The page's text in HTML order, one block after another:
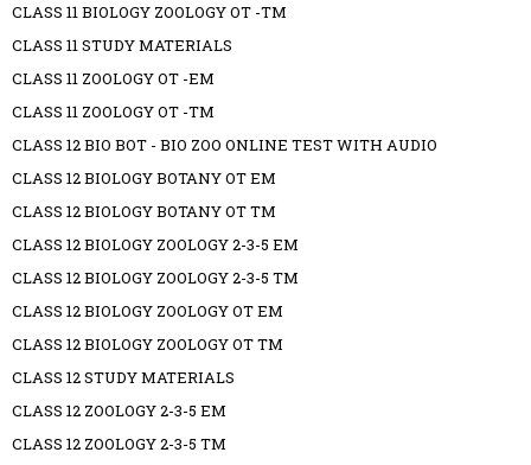
CLASS 11 BIOLOGY ZOOLOGY OT -TM
CLASS 11 STUDY MATERIALS
CLASS 11 ZOOLOGY OT -EM
CLASS 11 ZOOLOGY OT -TM
CLASS 12 BIO BOT - BIO ZOO ONLINE TEST WITH AUDIO
CLASS 12 BIOLOGY BOTANY OT EM
CLASS 12 BIOLOGY BOTANY OT TM
CLASS 12 BIOLOGY ZOOLOGY 2-3-5 EM
CLASS 12 BIOLOGY ZOOLOGY 2-3-5 TM
CLASS 12 BIOLOGY ZOOLOGY OT EM
CLASS 12 BIOLOGY ZOOLOGY OT TM
CLASS 12 STUDY MATERIALS
CLASS 12 ZOOLOGY 2-3-5 EM
CLASS 12 ZOOLOGY 2-3-5 TM